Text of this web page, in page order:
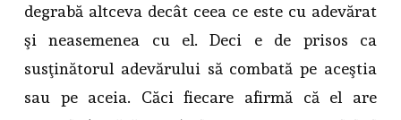
degrabă altceva decât ceea ce este cu adevărat
şi neasemenea cu el. Deci e de prisos ca
susţinătorul adevărului să combată pe aceştia
sau pe aceia. Căci fiecare afirmă că el are